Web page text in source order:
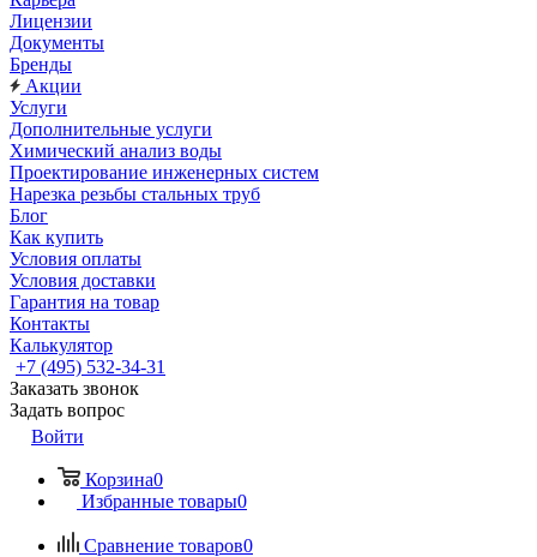
Лицензии
Документы
Бренды
Акции
Услуги
Дополнительные услуги
Химический анализ воды
Проектирование инженерных систем
Нарезка резьбы стальных труб
Блог
Как купить
Условия оплаты
Условия доставки
Гарантия на товар
Контакты
Калькулятор
+7 (495) 532‑34‑31
Заказать звонок
Задать вопрос
Войти
Корзина0
Избранные товары0
Сравнение товаров0